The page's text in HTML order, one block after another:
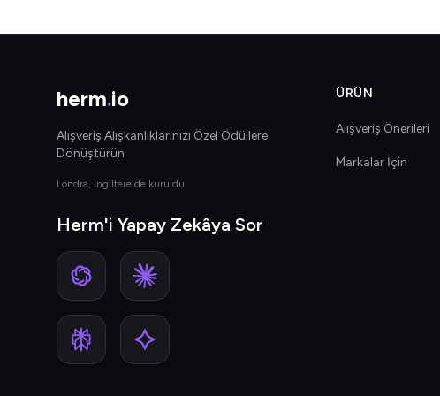
herm.io
Alışveriş Alışkanlıklarınızı Özel Ödüllere
Dönüştürün
Londra, İngiltere'de kuruldu
Herm'i Yapay Zekâya Sor
ÜRÜN
Alışveriş Önerileri
Markalar İçin